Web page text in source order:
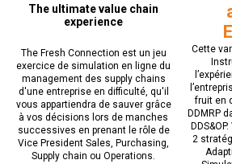
The ultimate value chain
experience
The Fresh Connection est un jeu
exercice de simulation en ligne du
management des supply chains
d'une entreprise en difficulté, qu'il
vous appartiendra de sauver grâce
à vos décisions lors de manches
successives en prenant le rôle de
Vice President Sales, Purchasing,
Supply chain ou Operations.
Cette
fruit en
DDMRP
2